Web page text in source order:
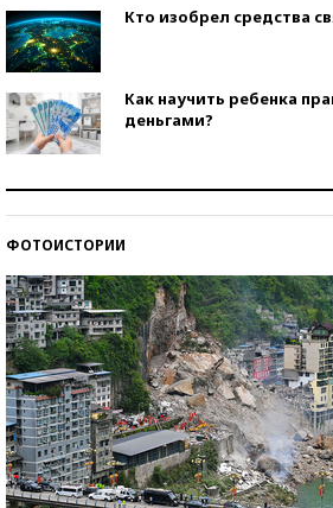
Кто изобрел средства
Как научить ребенка
деньгами?
ФОТОИСТОРИИ